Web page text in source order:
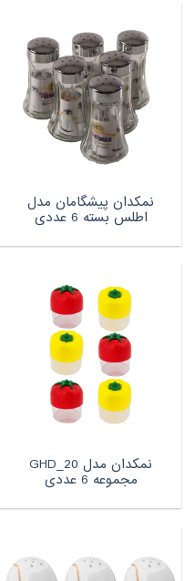
نمکدان پیشگامان مدل
اطلس بسته 6 عددی
نمکدان مدل GHD_20
مجموعه 6 عددی